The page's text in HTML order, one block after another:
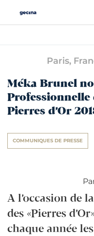
Paris,
Méka Brunel
Professionnelle
Pierres d’Or
COMMUNIQUES DE PRESSE
A l’occasion de
des «Pierres
chaque année